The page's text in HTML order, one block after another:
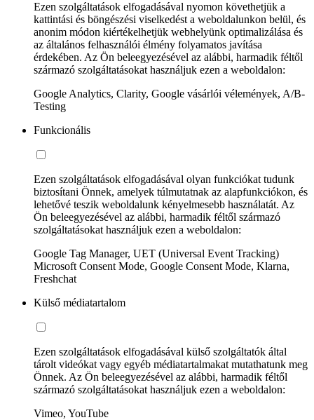
Ezen szolgáltatások elfogadásával nyomon követhetjük a
kattintási és böngészési viselkedést a weboldalunkon belül, és
anonim módon kiértékelhetjük webhelyünk optimalizálása és
az általános felhasználói élmény folyamatos javítása
érdekében. Az Ön beleegyezésével az alábbi, harmadik féltől
származó szolgáltatásokat használjuk ezen a weboldalon:
Google Analytics, Clarity, Google vásárlói vélemények, A/B-
Testing
Funkcionális
Ezen szolgáltatások elfogadásával olyan funkciókat tudunk
biztosítani Önnek, amelyek túlmutatnak az alapfunkciókon, és
lehetővé teszik weboldalunk kényelmesebb használatát. Az
Ön beleegyezésével az alábbi, harmadik féltől származó
szolgáltatásokat használjuk ezen a weboldalon:
Google Tag Manager, UET (Universal Event Tracking)
Microsoft Consent Mode, Google Consent Mode, Klarna,
Freshchat
Külső médiatartalom
Ezen szolgáltatások elfogadásával külső szolgáltatók által
tárolt videókat vagy egyéb médiatartalmakat mutathatunk meg
Önnek. Az Ön beleegyezésével az alábbi, harmadik féltől
származó szolgáltatásokat használjuk ezen a weboldalon:
Vimeo, YouTube